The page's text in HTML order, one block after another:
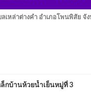
เหล่าต่างคำ อำเภอโพนพิสัย จั
กบ้านห้วยน้ำเย็นหมู่ที่ 3